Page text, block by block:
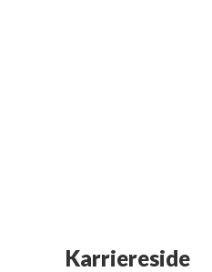
Karriereside